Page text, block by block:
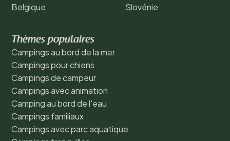
Belgique
Slovénie
Thèmes populaires
Campings au bord de la mer
Campings pour chiens
Campings de campeur
Campings avec animation
Camping au bord de l'eau
Campings familiaux
Campings avec parc aquatique